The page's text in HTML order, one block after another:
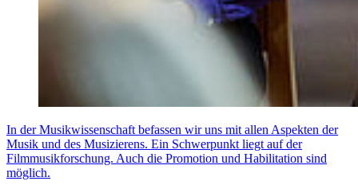
In der Musikwissenschaft befassen wir uns mit allen Aspekten der
Musik und des Musizierens. Ein Schwerpunkt liegt auf der
Filmmusikforschung. Auch die Promotion und Habilitation sind
möglich.